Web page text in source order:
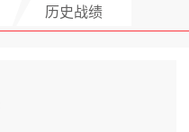
历史战绩